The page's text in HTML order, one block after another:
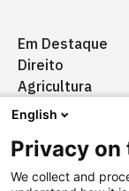
Em Destaque
Direito
Agricultura
Certificação
Aquisições
English
Privacy on
We collect and